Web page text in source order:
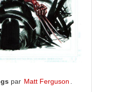
par Matt Ferguson